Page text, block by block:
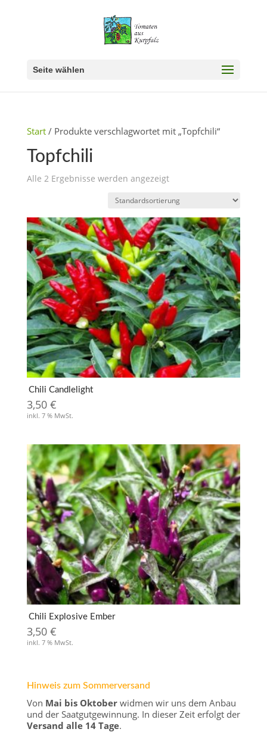
Seite wählen
Start/ Produkte verschlagwortet mit „Topfchili“
Topfchili
Alle 2 Ergebnisse werden angezeigt
Chili Candlelight
3,50 €
inkl. 7 % MwSt.
Chili Explosive Ember
3,50 €
inkl. 7 % MwSt.
Hinweis zum Sommerversand
Von Mai bis Oktoberwidmen wir uns dem Anbau
und der Saatgutgewinnung. In dieser Zeit erfolgt der
Versand alle 14 Tage.